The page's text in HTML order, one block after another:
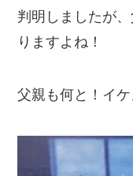
判明しましたが
りますよね！
父親も何と！イ